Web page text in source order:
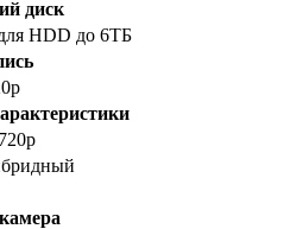
диск
HDD до 6ТБ